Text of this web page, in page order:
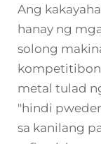
Ang
hanay ng
solong
metal tulad
"hindi
sa kanilang